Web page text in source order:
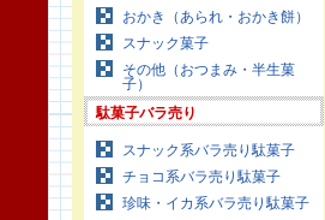
おかき（あられ・おかき餅）
スナック菓子
その他（おつまみ・半生菓
子）
駄菓子バラ売り
スナック系バラ売り駄菓子
チョコ系バラ売り駄菓子
珍味・イカ系バラ売り駄菓子